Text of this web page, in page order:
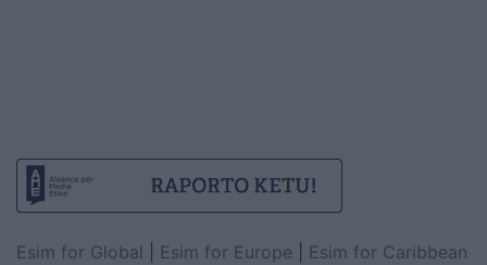
Esim for Global Esim for Europe
Esim for Caribbean